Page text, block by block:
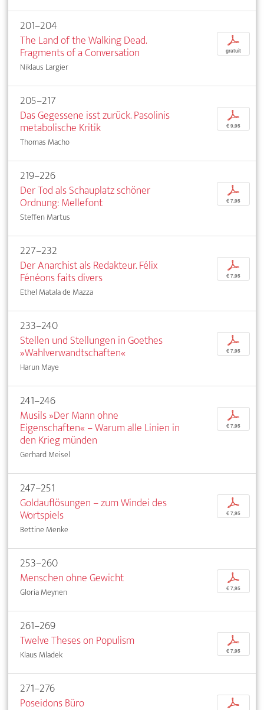
201–204
The Land of the Walking Dead.
Fragments of a Conversation
Niklaus Largier
p
gratuit
205–217
Das Gegessene isst zurück. Pasolinis
metabolische Kritik
Thomas Macho
p
€ 9,95
219–226
Der Tod als Schauplatz schöner
Ordnung: Mellefont
Steffen Martus
p
€ 7,95
227–232
Der Anarchist als Redakteur. Félix
Fénéons faits divers
Ethel Matala de Mazza
p
€ 7,95
233–240
Stellen und Stellungen in Goethes
»Wahlverwandtschaften«
Harun Maye
p
€ 7,95
241–246
Musils »Der Mann ohne
Eigenschaften« – Warum alle Linien in
den Krieg münden
Gerhard Meisel
p
€ 7,95
247–251
Goldauflösungen – zum Windei des
Wortspiels
Bettine Menke
p
€ 7,95
253–260
Menschen ohne Gewicht
Gloria Meynen
p
€ 7,95
261–269
Twelve Theses on Populism
Klaus Mladek
p
€ 7,95
271–276
Poseidons Büro
p